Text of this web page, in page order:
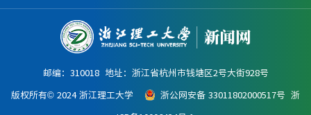
邮编：310018 地址：浙江省杭州市钱塘区2号大街928号
版权所有© 2024 浙江理工大学
浙公网安备 33011802000517号 浙